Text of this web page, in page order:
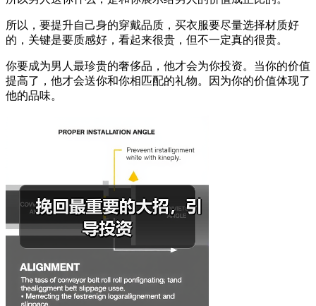
所以，要提升自己身的穿戴品质，买衣服要尽量选择材质好
的，关键是要质感好，看起来很贵，但不一定真的很贵。
你要成为男人最珍贵的奢侈品，他才会为你投资。当你的价值
提高了，他才会送你和你相匹配的礼物。因为你的价值体现了
他的品味。